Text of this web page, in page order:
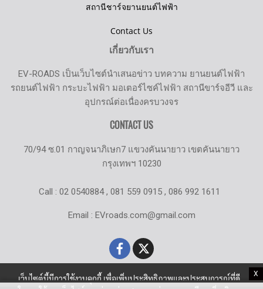
X
สถานีชาร์จยานยนต์ไฟฟ้า
Contact Us
เกี่ยวกับเรา
EV-ROADS เป็นเว็บไซต์นำเสนอข่าว บทความ ยานยนต์ไฟฟ้า
รถยนต์ไฟฟ้า กระบะไฟฟ้า มอเตอร์ไซค์ไฟฟ้า สถานีขาร์จอีวี และ
อุปกรณ์ต่อเนื่องครบวงจร
CONTACT US
70/94 ซ.01 กาญจนาภิเษก7 แขวงคันนายาว เขตคันนายาว
กรุงเทพฯ 10230
Call : 02 0540884 , 081 559 0915 , 086 992 1611
Email : EVroads.com@gmail.com
เว็บไซต์นี้มีการใช้งานคุกกี้ เพื่อเพิ่มประสิทธิภาพและประสบการณ์ที่ดี